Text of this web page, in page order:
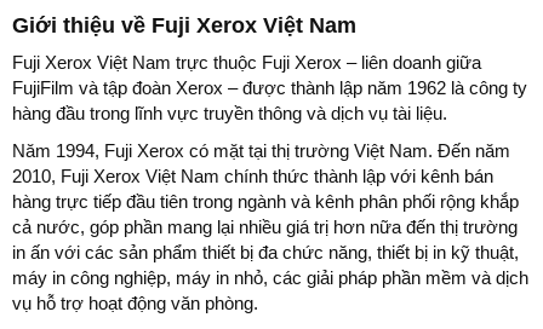
Giới thiệu về Fuji Xerox Việt Nam
Fuji Xerox Việt Nam trực thuộc Fuji Xerox – liên doanh giữa
FujiFilm và tập đoàn Xerox – được thành lập năm 1962 là công ty
hàng đầu trong lĩnh vực truyền thông và dịch vụ tài liệu.
Năm 1994, Fuji Xerox có mặt tại thị trường Việt Nam. Đến năm
2010, Fuji Xerox Việt Nam chính thức thành lập với kênh bán
hàng trực tiếp đầu tiên trong ngành và kênh phân phối rộng khắp
cả nước, góp phần mang lại nhiều giá trị hơn nữa đến thị trường
in ấn với các sản phẩm thiết bị đa chức năng, thiết bị in kỹ thuật,
máy in công nghiệp, máy in nhỏ, các giải pháp phần mềm và dịch
vụ hỗ trợ hoạt động văn phòng.